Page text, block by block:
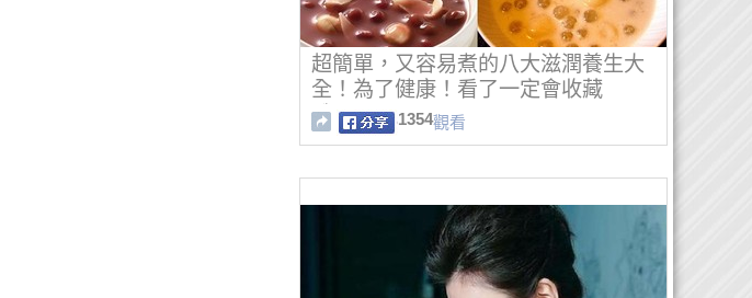
超簡單，又容易煮的八大滋潤養生大
全！為了健康！看了一定會收藏
哦！！
1354觀看